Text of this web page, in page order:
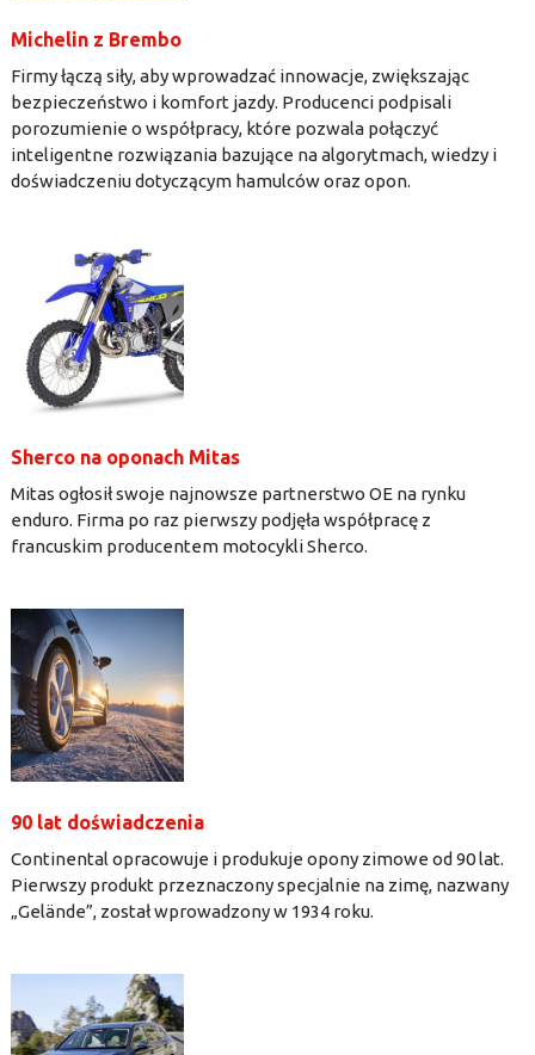
Michelin z Brembo
Firmy łączą siły, aby wprowadzać innowacje, zwiększając
bezpieczeństwo i komfort jazdy. Producenci podpisali
porozumienie o współpracy, które pozwala połączyć
inteligentne rozwiązania bazujące na algorytmach, wiedzy i
doświadczeniu dotyczącym hamulców oraz opon.
Sherco na oponach Mitas
Mitas ogłosił swoje najnowsze partnerstwo OE na rynku
enduro. Firma po raz pierwszy podjęła współpracę z
francuskim producentem motocykli Sherco.
90 lat doświadczenia
Continental opracowuje i produkuje opony zimowe od 90 lat.
Pierwszy produkt przeznaczony specjalnie na zimę, nazwany
„Gelände”, został wprowadzony w 1934 roku.